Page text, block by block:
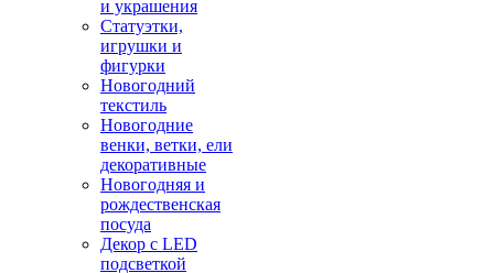
и украшения
Статуэтки,
игрушки и
фигурки
Новогодний
текстиль
Новогодние
венки, ветки, ели
декоративные
Новогодняя и
рождественская
посуда
Декор с LED
подсветкой